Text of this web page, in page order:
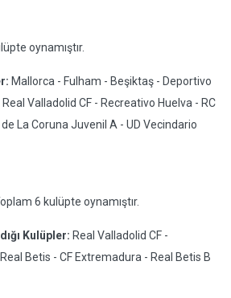
oynamıştır.
Mallorca - Fulham - Beşiktaş - Deportivo
Real Valladolid CF - Recreativo Huelva - RC
La Coruna Juvenil A - UD Vecindario
6 kulüpte oynamıştır.
Kulüpler: Real Valladolid CF -
Betis - CF Extremadura - Real Betis B